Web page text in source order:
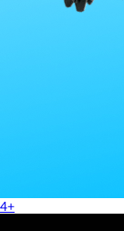
4+